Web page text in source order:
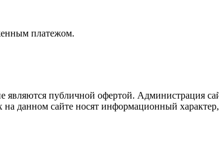
платежом.
публичной офертой. Администрация
данном сайте носят информационный